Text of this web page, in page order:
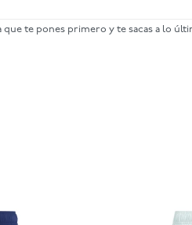
te pones primero y te sacas a lo